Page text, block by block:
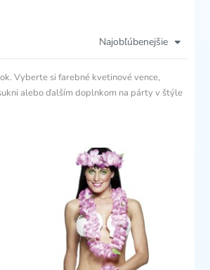
Najobľúbenejšie
Vyberte si farebné kvetinové vence,
alebo ďalším doplnkom na párty v štýle